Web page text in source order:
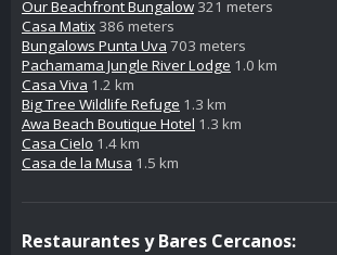
Our Beachfront Bungalow 321 meters
Casa Matix 386 meters
Bungalows Punta Uva 703 meters
Pachamama Jungle River Lodge 1.0 km
Casa Viva 1.2 km
Big Tree Wildlife Refuge 1.3 km
Awa Beach Boutique Hotel 1.3 km
Casa Cielo 1.4 km
Casa de la Musa 1.5 km
Restaurantes y Bares Cercanos: